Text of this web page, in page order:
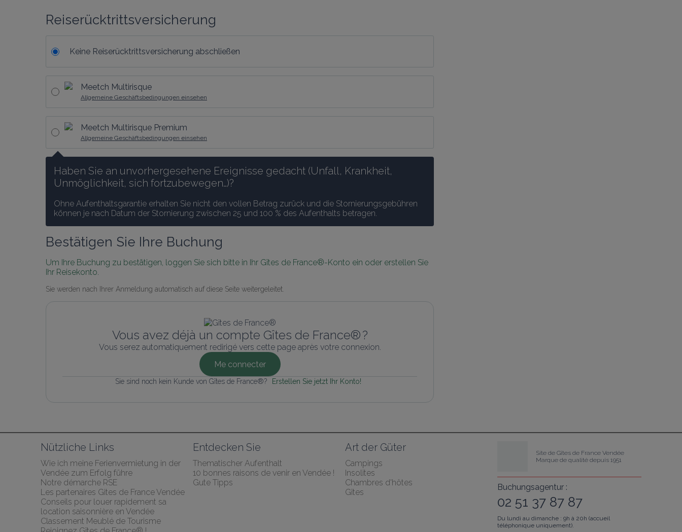
Reiserücktrittsversicherung
Keine Reiserücktrittsversicherung abschließen
Meetch Multirisque
Allgemeine Geschäftsbedingungen einsehen
Meetch Multirisque Premium
Allgemeine Geschäftsbedingungen einsehen
Haben Sie an unvorhergesehene Ereignisse gedacht (Unfall, Krankheit,
Unmöglichkeit, sich fortzubewegen…)?
Ohne Aufenthaltsgarantie erhalten Sie nicht den vollen Betrag zurück und die Stornierungsgebühren
können je nach Datum der Stornierung zwischen 25 und 100 % des Aufenthalts betragen.
Bestätigen Sie Ihre Buchung
Um Ihre Buchung zu bestätigen, loggen Sie sich bitte in Ihr Gîtes de France®-Konto ein oder erstellen Sie
Ihr Reisekonto.
Sie werden nach Ihrer Anmeldung automatisch auf diese Seite weitergeleitet.
Vous avez déjà un compte Gîtes de France® ?
Vous serez automatiquement redirigé vers cette page après votre connexion.
Me connecter
Sie sind noch kein Kunde von Gîtes de France®? Erstellen Sie jetzt Ihr Konto!
Nützliche Links
Wie ich meine Ferienvermietung in der
Vendée zum Erfolg führe
Notre démarche RSE
Les partenaires Gites de France Vendée
Conseils pour louer rapidement sa
location saisonnière en Vendée
Classement Meublé de Tourisme
Entdecken Sie
Thematischer Aufenthalt
10 bonnes raisons de venir en Vendée !
Gute Tipps
Art der Güter
Campings
Insolites
Chambres d'hôtes
Gîtes
Site de Gîtes de France Vendée
Marque de qualité depuis 1951
Buchungsagentur :
02 51 37 87 87
Du lundi au dimanche : 9h à 20h (accueil
téléphonique uniquement).